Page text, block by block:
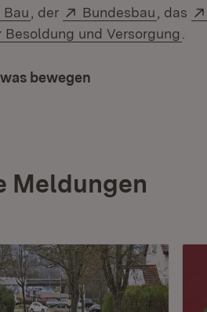
Bau (Öffnet in neuem Fenster)
, der Extern:
Bundesbau (Öffnet
, das
Besoldung und Versorgung
bewegen
Meldungen